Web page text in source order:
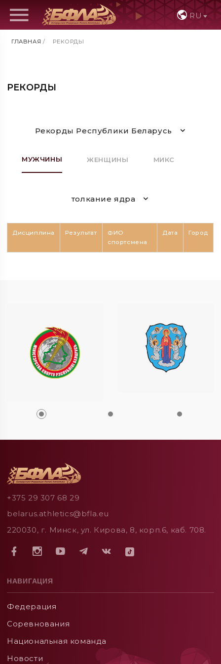
RU
ГЛАВНАЯ / РЕКОРДЫ
РЕКОРДЫ
Рекорды Республики Беларусь
МУЖЧИНЫ ЖЕНЩИНЫ МИКС
толкание ядра
Дисциплина Результат
ФИО
спортсмена
Дата Город
+375 29 307 68 29
belarus.athletics@bfla.eu
220030, г. Минск, ул. Кирова, 8, корп.6, каб. 708.
НАВИГАЦИЯ
Федерация
Соревнования
Национальная команда
Новости